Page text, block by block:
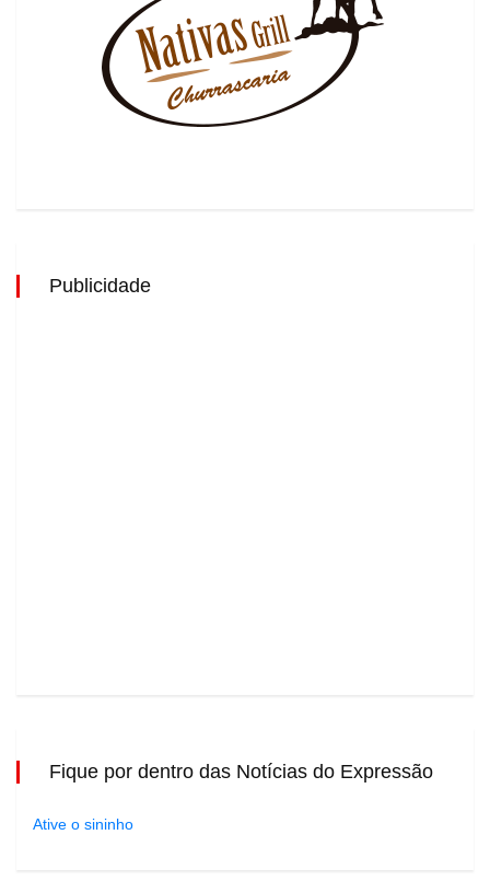
Publicidade
Fique por dentro das Notícias do Expressão
Ative o sininho